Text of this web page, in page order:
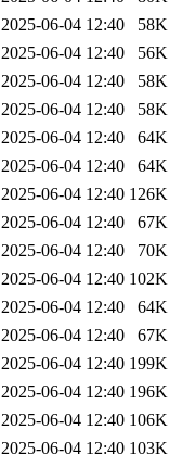
2025-06-04 12:40
58K
2025-06-04 12:40
56K
2025-06-04 12:40
58K
2025-06-04 12:40
58K
2025-06-04 12:40
64K
2025-06-04 12:40
64K
2025-06-04 12:40 126K
2025-06-04 12:40
67K
2025-06-04 12:40
70K
2025-06-04 12:40 102K
2025-06-04 12:40
64K
2025-06-04 12:40
67K
2025-06-04 12:40 199K
2025-06-04 12:40 196K
2025-06-04 12:40 106K
2025-06-04 12:40 103K